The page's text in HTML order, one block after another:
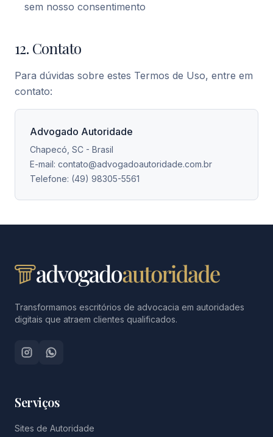
sem nosso consentimento
12. Contato
Para dúvidas sobre estes Termos de Uso, entre em
contato:
Advogado Autoridade
Chapecó, SC - Brasil
E-mail: contato@advogadoautoridade.com.br
Telefone: (49) 98305-5561
Transformamos escritórios de advocacia em autoridades
digitais que atraem clientes qualificados.
Serviços
Sites de Autoridade